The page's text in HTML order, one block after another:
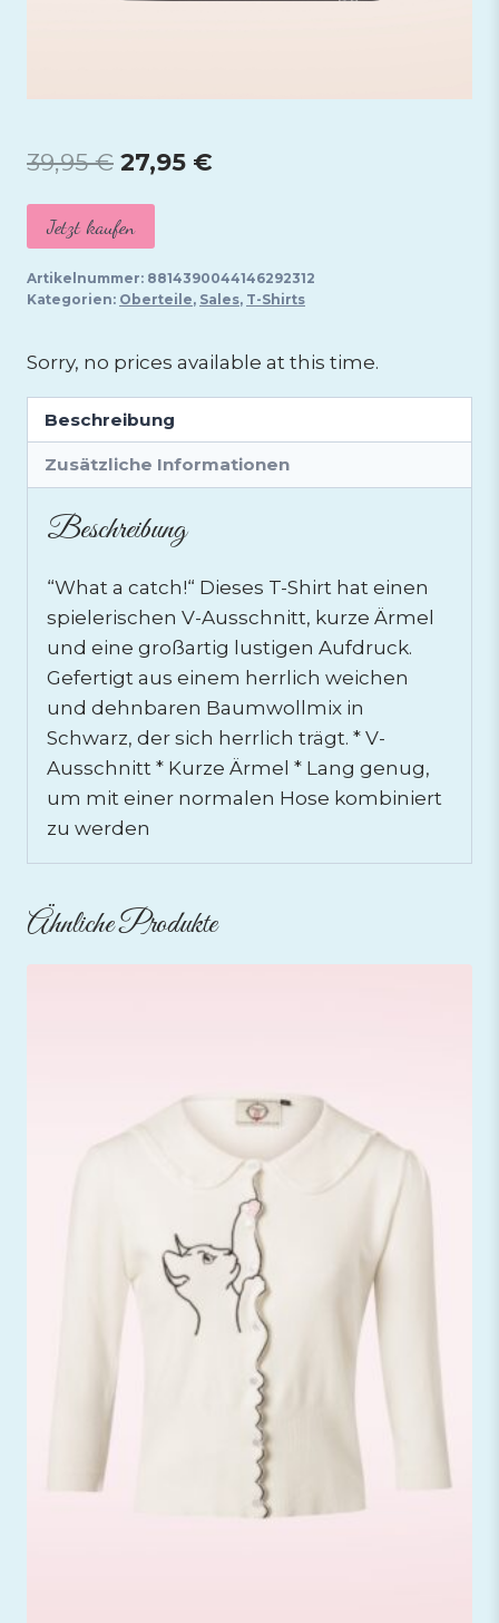
39,95€ Ursprünglicher
Preis
war:
39,95 €
27,95 €
27,95 €.
Jetzt kaufen
Artikelnummer: 8814390044146292312
Kategorien: Oberteile, Sales, T-Shirts
Sorry, no prices available at this time.
Beschreibung
Zusätzliche Informationen
Beschreibung
“What a catch!“ Dieses T-Shirt hat einen
spielerischen V-Ausschnitt, kurze Ärmel
und eine großartig lustigen Aufdruck.
Gefertigt aus einem herrlich weichen
und dehnbaren Baumwollmix in
Schwarz, der sich herrlich trägt. * V-
Ausschnitt * Kurze Ärmel * Lang genug,
um mit einer normalen Hose kombiniert
zu werden
Ähnliche Produkte